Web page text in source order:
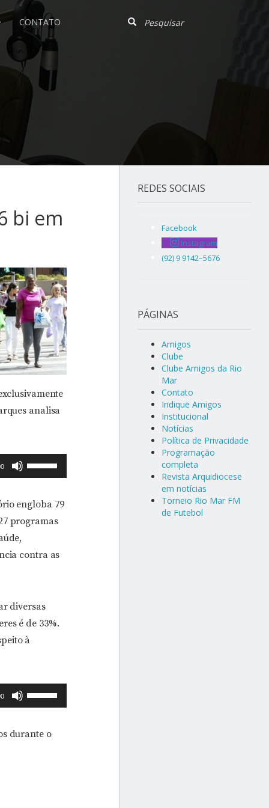
CONTATO
bi em
analisa
Use
as
para
cima
aumentar
ou
diminuir
engloba 79
programas
contra as
diversas
é de 33%.
à
Use
as
durante o
REDES SOCIAIS
Facebook
Instagram
(92) 9 9142–5676
PÁGINAS
Amigos
Clube
Clube Amigos da Rio
Mar
Contato
Indique Amigos
Institucional
Notícias
Política de Privacidade
Programação
completa
Revista Arquidiocese
em notícias
Torneio Rio Mar FM
de Futebol